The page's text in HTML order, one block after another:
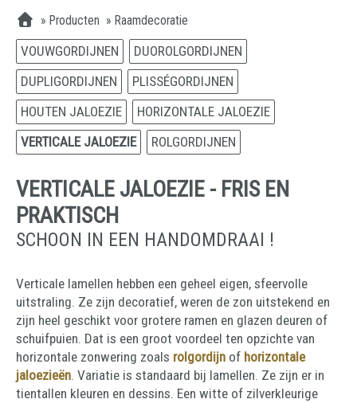
» Producten » Raamdecoratie
VOUWGORDIJNEN
DUOROLGORDIJNEN
DUPLIGORDIJNEN
PLISSÉGORDIJNEN
HOUTEN JALOEZIE
HORIZONTALE JALOEZIE
VERTICALE JALOEZIE
ROLGORDIJNEN
VERTICALE JALOEZIE - FRIS EN
PRAKTISCH
SCHOON IN EEN HANDOMDRAAI !
Verticale lamellen hebben een geheel eigen, sfeervolle
uitstraling. Ze zijn decoratief, weren de zon uitstekend en
zijn heel geschikt voor grotere ramen en glazen deuren of
schuifpuien. Dat is een groot voordeel ten opzichte van
horizontale zonwering zoals rolgordijn of horizontale
jaloezieën. Variatie is standaard bij lamellen. Ze zijn er in
tientallen kleuren en dessins. Een witte of zilverkleurige